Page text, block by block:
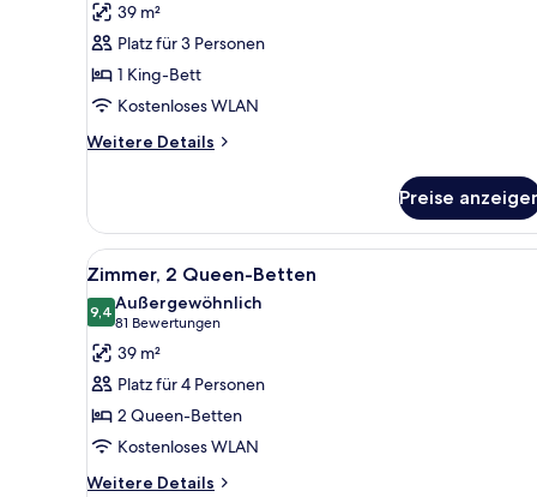
1 King-
Bett,
Balkon
anzeigen
Bewertungen)
39 m²
Platz für 3 Personen
1 King-Bett
Kostenloses WLAN
Weitere Details
Weitere
1 King-
Bett,
Balkon
Preise
Alle
Fotos
für
Zimmer,
2 Queen-
Betten
anzeigen
Hochwertige Bettwaren,
6
Zimmer, 2 Queen-Betten
9,49,4 von 10
Außergewöhnlich
81 Bewertungen
(81
Bewertungen)
39 m²
Platz für 4 Personen
2 Queen-Betten
Kostenloses WLAN
Weitere Details
Weitere